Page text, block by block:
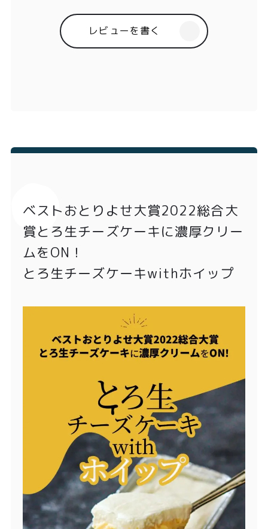
レビューを書く
ベストおとりよせ大賞2022総合大
賞とろ生チーズケーキに濃厚クリー
ムをON！
とろ生チーズケーキwithホイップ